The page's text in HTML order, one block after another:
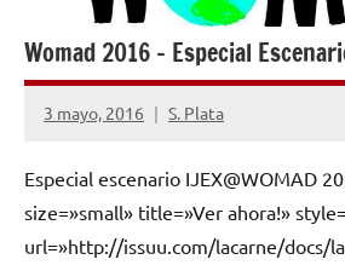
Womad 2016 – Especial
3 mayo, 2016 S. Plata
No
comentarios
Especial escenario IJEX@WOMAD
size=»small» title=»Ver ahora!»
url=»http://issuu.com/lacarne/docs/